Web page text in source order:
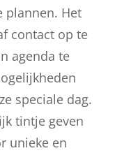
plannen. Het
contact op te
agenda te
speciale dag.
tintje geven
unieke en